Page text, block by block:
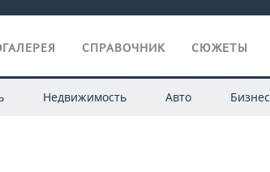
СПРАВОЧНИК СЮЖЕТЫ
Недвижимость Авто Бизнес